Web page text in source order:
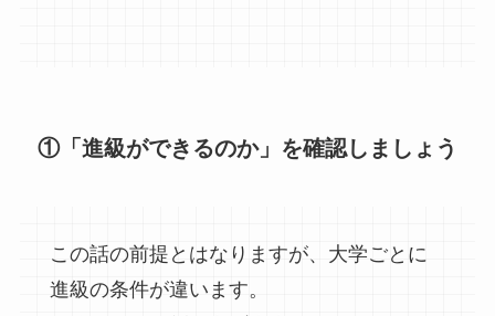
①「進級ができるのか」を確認しましょう
この話の前提とはなりますが、大学ごとに
進級の条件が違います。